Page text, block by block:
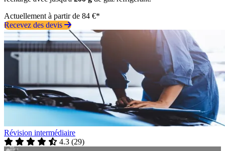
Actuellement à partir de 84 €*
Recevez des devis
Révision intermédiaire
4.3 (29)